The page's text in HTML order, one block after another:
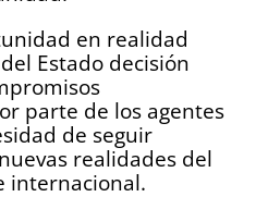
en realidad
Estado decisión
parte de los agentes
de seguir
realidades del
internacional.